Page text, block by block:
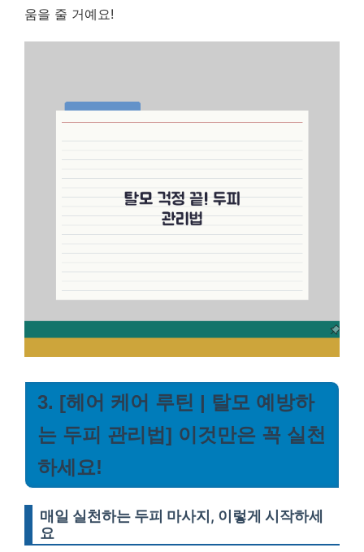
움을 줄 거예요!
3. [헤어 케어 루틴 | 탈모 예방하
는 두피 관리법] 이것만은 꼭 실천
하세요!
매일 실천하는 두피 마사지, 이렇게 시작하세
요